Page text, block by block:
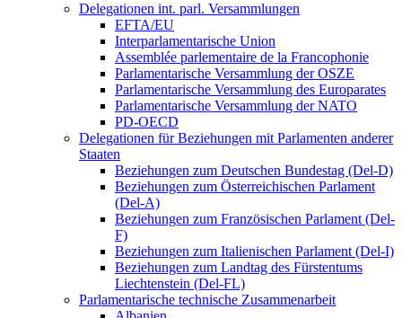
Delegationen int. parl. Versammlungen
EFTA/EU
Interparlamentarische Union
Assemblée parlementaire de la Francophonie
Parlamentarische Versammlung der OSZE
Parlamentarische Versammlung des Europarates
Parlamentarische Versammlung der NATO
PD-OECD
Delegationen für Beziehungen mit Parlamenten anderer
Staaten
Beziehungen zum Deutschen Bundestag (Del-D)
Beziehungen zum Österreichischen Parlament
(Del-A)
Beziehungen zum Französischen Parlament (Del-
F)
Beziehungen zum Italienischen Parlament (Del-I)
Beziehungen zum Landtag des Fürstentums
Liechtenstein (Del-FL)
Parlamentarische technische Zusammenarbeit